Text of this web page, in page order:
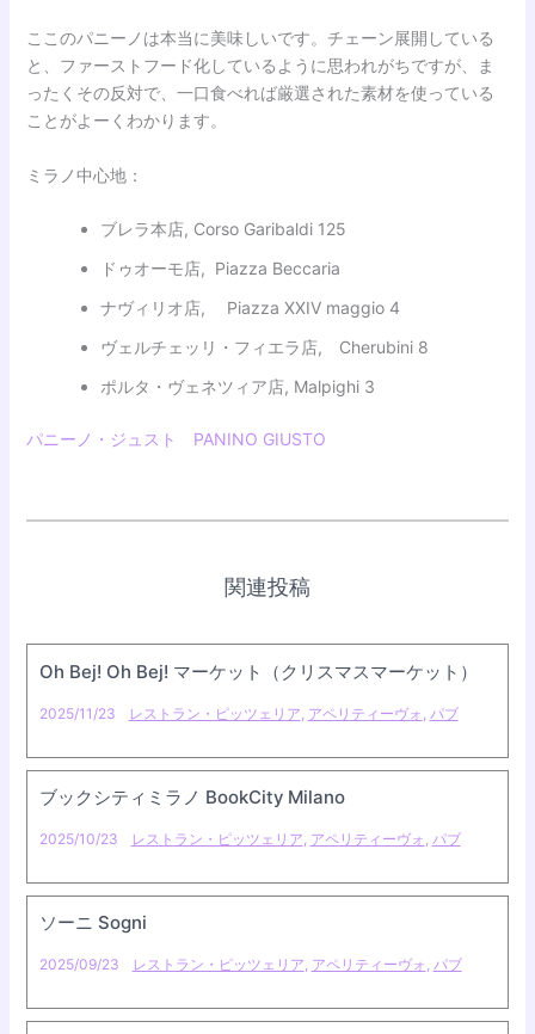
ここのパニーノは本当に美味しいです。チェーン展開している
と、ファーストフード化しているように思われがちですが、ま
ったくその反対で、一口食べれば厳選された素材を使っている
ことがよーくわかります。
ミラノ中心地：
ブレラ本店, Corso Garibaldi 125
ドゥオーモ店, Piazza Beccaria
ナヴィリオ店, Piazza XXIV maggio 4
ヴェルチェッリ・フィエラ店, Cherubini 8
ポルタ・ヴェネツィア店, Malpighi 3
パニーノ・ジュスト PANINO GIUSTO
関連投稿
Oh Bej! Oh Bej! マーケット（クリスマスマーケット）
2025/11/23 レストラン・ピッツェリア アペリティーヴォ パブ
ブックシティミラノ BookCity Milano
2025/10/23 レストラン・ピッツェリア, アペリティーヴォ , パブ
ソーニ Sogni
2025/09/23 レストラン・ピッツェリア, アペリティーヴォ , パブ